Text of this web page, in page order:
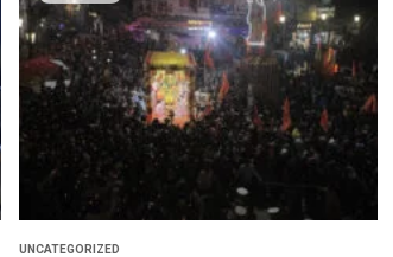
UNCATEGORIZED